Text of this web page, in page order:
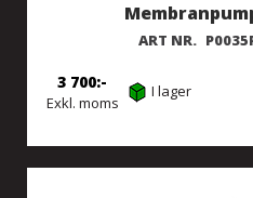
ART NR.
Exkl. moms
3 700 I lager